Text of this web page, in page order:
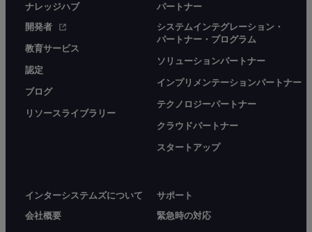
ナレッジハブ
開発者
教育サービス
認定
ブログ
リソースライブラリー
パートナー
システムインテグレーション・
パートナー・プログラム
ソリューションパートナー
インプリメンテーションパートナー
テクノロジーパートナー
クラウドパートナー
スタートアップ
インターシステムズについて
会社概要
サポート
緊急時の対応